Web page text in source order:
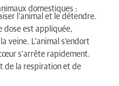
domestiques :
l’animal et le détendre.
dose est appliquée,
veine. L’animal s’endort
s’arrête rapidement.
de la respiration et de